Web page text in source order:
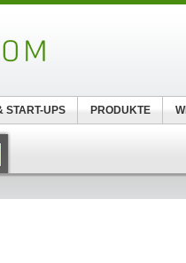
START-UPS PRODUKTE